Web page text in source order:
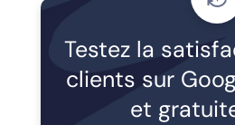
Testez la
clients sur
et